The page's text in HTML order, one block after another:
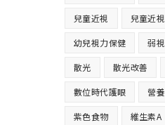
兒童近視 兒童近
幼兒視力保健 弱
散光 散光改善
數位時代護眼 營
紫色食物 維生素A